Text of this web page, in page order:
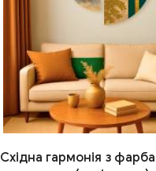
Східна гармонія з